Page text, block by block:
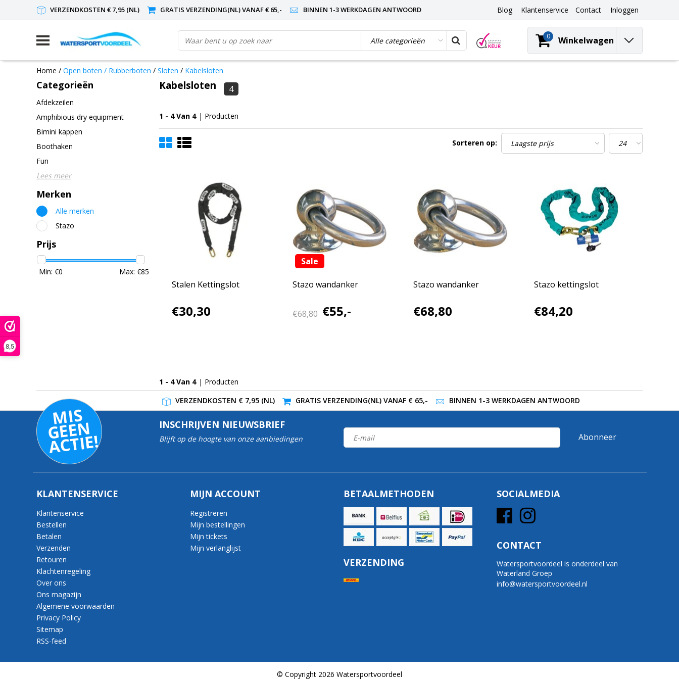
8,5
VERZENDKOSTEN € 7,95 (NL) GRATIS VERZENDING(NL) VANAF € 65,- BINNEN 1-3 WERKDAGEN ANTWOORD Blog Klantenservice Contact Inloggen
0 Winkelwagen
Home / Open boten / Rubberboten / Sloten / Kabelsloten
Categorieën
Afdekzeilen
Amphibious dry equipment
Bimini kappen
Boothaken
Fun
Lees meer
Merken
Alle merken
Stazo
Prijs
Min: €0 Max: €85
Kabelsloten 4
1 - 4 Van 4 | Producten
Sorteren op:
Stalen Kettingslot
€30,30
Sale
Stazo wandanker
€68,80 €55,-
Stazo wandanker
€68,80
Stazo kettingslot
€84,20
1 - 4 Van 4 | Producten
VERZENDKOSTEN € 7,95 (NL)
GRATIS VERZENDING(NL) VANAF € 65,- BINNEN 1-3 WERKDAGEN ANTWOORD
MI
S
G
E
E
N
A
C
TI
E!
INSCHRIJVEN NIEUWSBRIEF
Blijft op de hoogte van onze aanbiedingen Abonneer
KLANTENSERVICE
Klantenservice
Bestellen
Betalen
Verzenden
Retouren
Klachtenregeling
Over ons
Ons magazijn
Algemene voorwaarden
Privacy Policy
Sitemap
RSS-feed
MIJN ACCOUNT
Registreren
Mijn bestellingen
Mijn tickets
Mijn verlanglijst
BETAALMETHODEN
VERZENDING
SOCIALMEDIA
CONTACT
Watersportvoordeel is onderdeel van
Waterland Groep
info@watersportvoordeel.nl
© Copyright 2026 Watersportvoordeel